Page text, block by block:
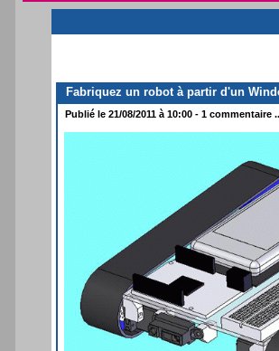
Fabriquez un robot à partir d'un
Publié le 21/08/2011 à 10:00 - 1 commentaire